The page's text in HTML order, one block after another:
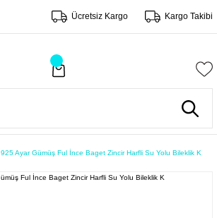
Ücretsiz Kargo Kargo Takibi
925 Ayar Gümüş Ful İnce Baget Zincir Harfli Su Yolu Bileklik K